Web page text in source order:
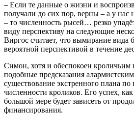
– Если те данные о жизни и
получали до сих пор, верны – а у нас
– то численность рысей… резко
виду перспективу на следующие
Виргос считает, что вымирание вида
вероятной перспективой в течение
Симон, хотя и обеспокоен кроличьим
подобные предсказания
существование экстренного плана
численности кроликов. Его успех,
большой мере будет зависеть от
финансирования.